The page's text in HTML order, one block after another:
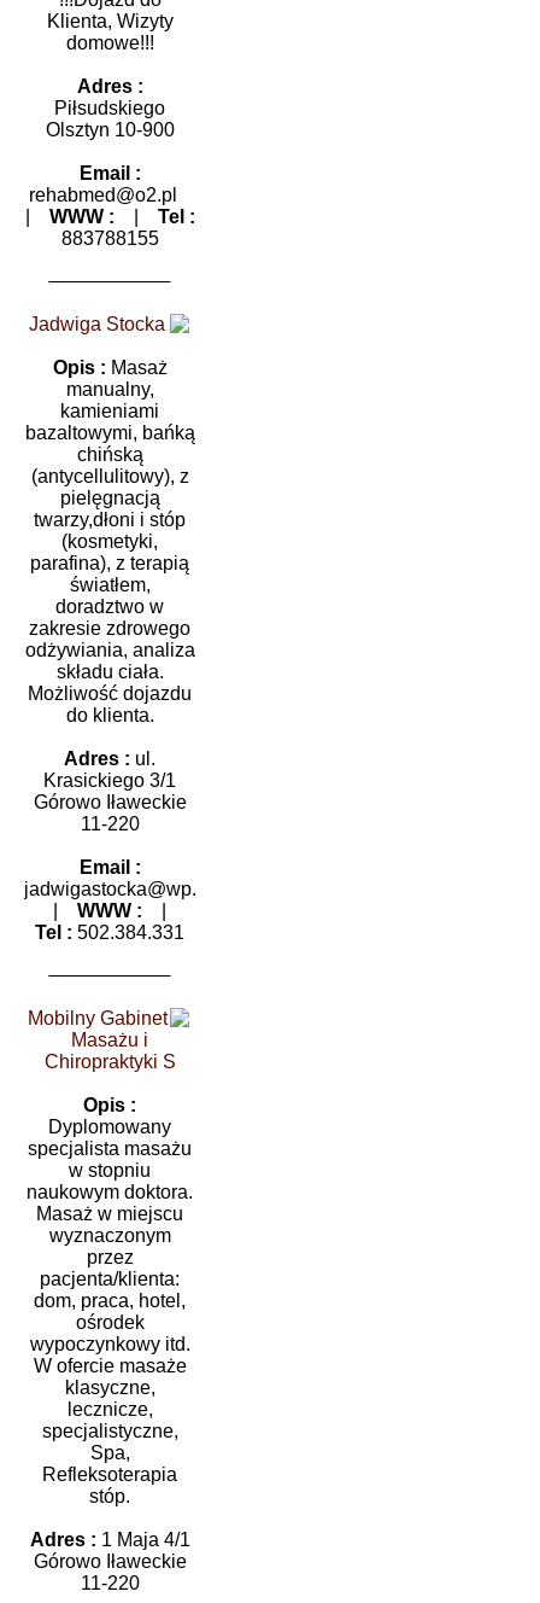
Klienta, Wizyty
domowe!!!
Adres :
Piłsudskiego
Olsztyn 10-900
Email :
rehabmed@o2.pl
WWW :
Tel :
883788155
Jadwiga Stocka
Opis : Masaż
manualny,
kamieniami
bazaltowymi, bańką
chińską
(antycellulitowy), z
pielęgnacją
twarzy,dłoni i stóp
(kosmetyki,
parafina), z terapią
światłem,
doradztwo w
zakresie zdrowego
odżywiania, analiza
składu ciała.
Możliwość dojazdu
do klienta.
Adres : ul.
Krasickiego 3/1
Górowo Iławeckie
11-220
Email :
jadwigastocka@wp.pl
WWW :
Tel : 502.384.331
Mobilny Gabinet
Masażu i
Chiropraktyki S
Opis :
Dyplomowany
specjalista masażu
w stopniu
naukowym doktora.
Masaż w miejscu
wyznaczonym
przez
pacjenta/klienta:
dom, praca, hotel,
ośrodek
wypoczynkowy itd.
W ofercie masaże
klasyczne,
lecznicze,
specjalistyczne,
Spa,
Refleksoterapia
stóp.
Adres : 1 Maja 4/1
Górowo Iławeckie
11-220